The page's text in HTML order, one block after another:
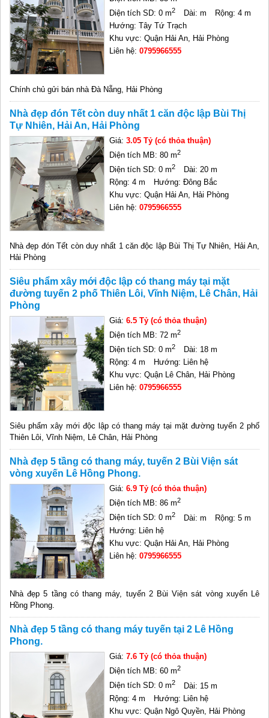
Diện tích SD: 0 m2 Dài: m
Rộng: 4 m
Hướng: Tây Tứ Trạch
Khu vực: Quận Hải An, Hải Phòng
Liên hệ:0795966555
Chính chủ gửi bán nhà Đà Nẵng, Hải Phòng
Nhà đẹp đón Tết còn duy nhất 1 căn độc lập Bùi Thị
Tự Nhiên, Hải An, Hải Phòng
Giá:3.05 Tỷ (có thỏa thuận)
Diện tích MB: 80 m2
Diện tích SD: 0 m2
Dài: 20 m
Rộng: 4 m
Hướng: Đông Bắc
Khu vực: Quận Hải An, Hải Phòng
Liên hệ:0795966555
Nhà đẹp đón Tết còn duy nhất 1 căn độc lập Bùi Thị Tự Nhiên, Hải An,
Hải Phòng
Siêu phẩm xây mới độc lập có thang máy tại mặt
đường tuyến 2 phố Thiên Lôi, Vĩnh Niệm, Lê Chân, Hải
Phòng
Giá:6.5 Tỷ (có thỏa thuận)
Diện tích MB: 72 m2
Diện tích SD: 0 m2
Dài: 18 m
Rộng: 4 m
Hướng: Liên hệ
Khu vực: Quận Lê Chân, Hải Phòng
Liên hệ:0795966555
Siêu phẩm xây mới độc lập có thang máy tại mặt đường tuyến 2 phố
Thiên Lôi, Vĩnh Niệm, Lê Chân, Hải Phòng
Nhà đẹp 5 tầng có thang máy, tuyến 2 Bùi Viện sát
vòng xuyến Lê Hồng Phong.
Giá:6.9 Tỷ (có thỏa thuận)
Diện tích MB: 86 m2
Diện tích SD: 0 m2 Dài: m
Rộng: 5 m
Hướng: Liên hệ
Khu vực: Quận Hải An, Hải Phòng
Liên hệ:0795966555
Nhà đẹp 5 tầng có thang máy, tuyến 2 Bùi Viện sát vòng xuyến Lê
Hồng Phong.
Nhà đẹp 5 tầng có thang máy tuyến tại 2 Lê Hồng
Phong.
Giá:7.6 Tỷ (có thỏa thuận)
Diện tích MB: 60 m2
Diện tích SD: 0 m2
Dài: 15 m
Rộng: 4 m
Hướng: Liên hệ
Khu vực: Quận Ngô Quyền, Hải Phòng